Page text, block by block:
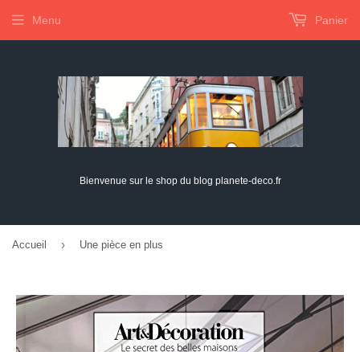
Bienvenue sur le shop du blog planete-deco.fr
Menu Panier
Accueil › Une pièce en plus